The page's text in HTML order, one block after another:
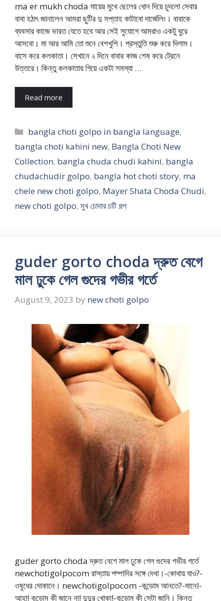
ma er mukh choda মায়ের মুখে ছেলের ধোন দিয়ে চুদলো সেবার
বাবা হঠাৎ জানালেন আমরা ছুটির দু সপ্তাহ কাটাবো দার্জেলিং। বাবাকে
ব্যবসার কাজে ভারত যেতে হবে আর সেই সুযোগে আমরাও একটু ঘুরে
আসবো। মা আর আমি তো শুনে বেশখুশি। প্রস্তুতি শুরু করে দিলাম।
বাসে করে কলকাতা। সেখানে ২ দিনে বাবার কাজ শেষ করে ট্রেনে
উত্তরে। কিন্তু কলকাতায় গিয়ে একটা সমস্যা …
Read more
Categories
bangla choti golpo in bangla language,
bangla choti kahini new, Bangla Choti New
Collection, bangla chuda chudi kahini, bangla
chudachudir golpo, bangla hot choti story, ma
chele new choti golpo, Mayer Shata Choda Chudi,
new choti golpo, মুখ চোদার চটি গল্প
guder gorto choda দ্রুত বেগে
মাল ঢুকে গেল গুদের গভীর গর্তে
August 9, 2023 by new choti golpo
guder gorto choda দ্রুত বেগে মাল ঢুকে গেল গুদের গভীর গর্তে
newchotigolpocom রাস্তায় পম্পাদির সঙ্গে দেখা।-কোথায় যাও?-
ওষুধের দোকানে। newchotigolpocom -কন্ডোম আনতে?-মানে!-
আহা! কন্ডোম কী জানে না! দুদুর খোকা!-কন্ডোম কী সেটা জানি। কিন্তু